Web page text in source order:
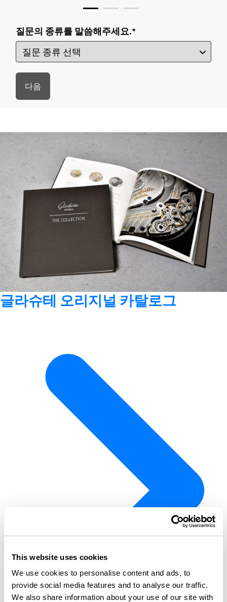
This website uses cookies
We use cookies to personalise content and ads, to
provide social media features and to analyse our traffic.
We also share information about your use of our site with
질문의 종류를 말씀해주세요.*
글라슈테 오리지널 카탈로그